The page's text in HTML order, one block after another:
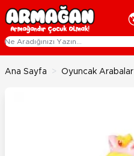
İçeriğe geç
Ana Sayfa > Oyuncak Arabalar